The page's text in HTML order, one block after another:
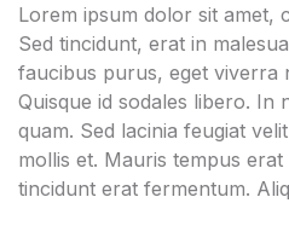
Lorem ipsum dolor sit amet,
Sed tincidunt, erat in
faucibus purus, eget viverra
Quisque id sodales libero. In
quam. Sed lacinia feugiat
mollis et. Mauris tempus
tincidunt erat fermentum.